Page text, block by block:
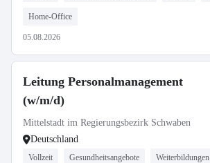
Home-Office
05.08.2026
Leitung Personalmanagement
(w/m/d)
Mittelstadt im Regierungsbezirk Schwaben
Deutschland
Vollzeit Gesundheitsangebote Weiterbildungen